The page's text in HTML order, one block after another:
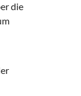
die